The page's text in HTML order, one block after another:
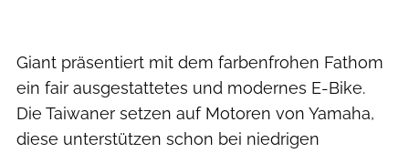
Giant präsentiert mit dem farbenfrohen Fathom
ein fair ausgestattetes und modernes E-Bike.
Die Taiwaner setzen auf Motoren von Yamaha,
diese unterstützen schon bei niedrigen